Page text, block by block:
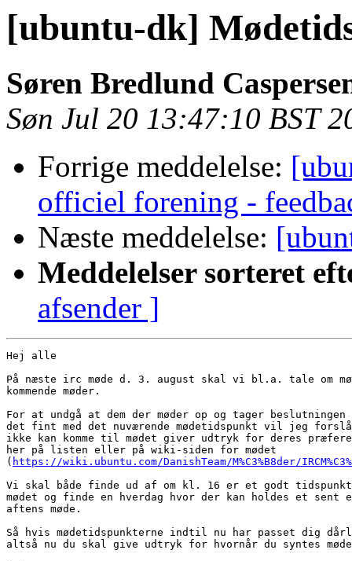
[ubuntu-dk]
Søren Bredlund
Søn Jul 20 13:47:10 BST
Forrige meddelelse:
officiel forening -
Næste meddelelse:
Meddelelser sorteret
afsender ]
Hej alle
På næste irc møde d. 3. august skal vi bl.a. tale om
kommende møder.
For at undgå at dem der møder op og tager beslutningen
det fint med det nuværende mødetidspunkt vil jeg forslå
ikke kan komme til mødet giver udtryk for deres
her på listen eller på wiki-siden for mødet
( https://wiki.ubuntu.com/DanishTeam/M%C3%B8der/
Vi skal både finde ud af om kl. 16 er et godt tidspunkt
mødet og finde en hverdag hvor der kan holdes et sent
aftens møde.
Så hvis mødetidspunkterne indtil nu har passet dig
altså nu du skal give udtryk for hvornår du syntes